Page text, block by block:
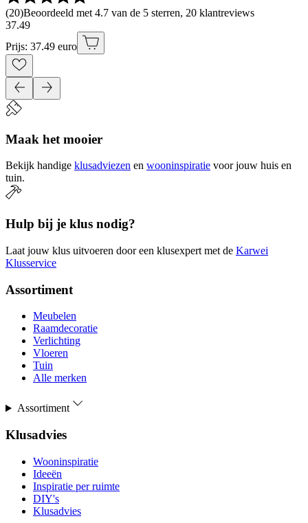
(20)Beoordeeld met 4.7 van de 5 sterren, 20 klantreviews
37.49
Prijs: 37.49 euro
Maak het mooier
Bekijk handige klusadviezen en wooninspiratie voor jouw huis en
tuin.
Hulp bij je klus nodig?
Laat jouw klus uitvoeren door een klusexpert met de Karwei
Klusservice
Assortiment
Meubelen
Raamdecoratie
Verlichting
Vloeren
Tuin
Alle merken
Assortiment
Klusadvies
Wooninspiratie
Ideeën
Inspiratie per ruimte
DIY's
Klusadvies